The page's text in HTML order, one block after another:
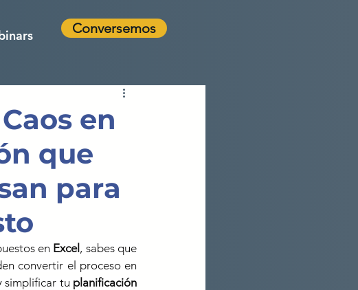
Conversemos
en
que
para
en Excel , sabes que
convertir el proceso en
simplificar tu planificación